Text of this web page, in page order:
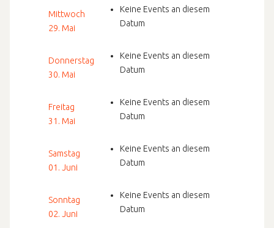
Mittwoch
29. Mai
Keine Events an diesem
Datum
Donnerstag
30. Mai
Keine Events an diesem
Datum
Freitag
31. Mai
Keine Events an diesem
Datum
Samstag
01. Juni
Keine Events an diesem
Datum
Sonntag
02. Juni
Keine Events an diesem
Datum